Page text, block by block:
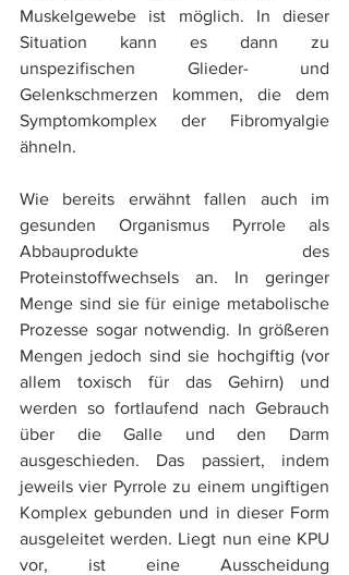
Muskelgewebe ist möglich. In dieser
Situation kann es dann zu
unspezifischen Glieder- und
Gelenkschmerzen kommen, die dem
Symptomkomplex der Fibromyalgie
ähneln.
Wie bereits erwähnt fallen auch im
gesunden Organismus Pyrrole als
Abbauprodukte des
Proteinstoffwechsels an. In geringer
Menge sind sie für einige metabolische
Prozesse sogar notwendig. In größeren
Mengen jedoch sind sie hochgiftig (vor
allem toxisch für das Gehirn) und
werden so fortlaufend nach Gebrauch
über die Galle und den Darm
ausgeschieden. Das passiert, indem
jeweils vier Pyrrole zu einem ungiftigen
Komplex gebunden und in dieser Form
ausgeleitet werden. Liegt nun eine KPU
vor, ist eine Ausscheidung